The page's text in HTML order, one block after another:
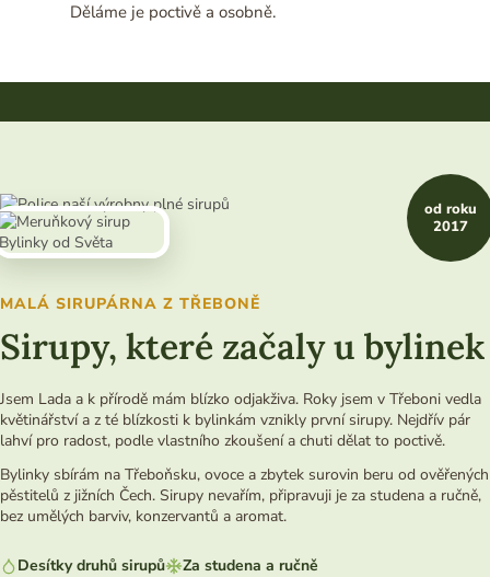
Děláme je poctivě a osobně.
MALÁ SIRUPÁRNA Z TŘEBONĚ
Sirupy, které začaly u bylinek
Jsem Lada a k přírodě mám blízko odjakživa. Roky jsem v Třeboni vedla
květinářství a z té blízkosti k bylinkám vznikly první sirupy. Nejdřív pár
lahví pro radost, podle vlastního zkoušení a chuti dělat to poctivě.
Bylinky sbírám na Třeboňsku, ovoce a zbytek surovin beru od ověřených
pěstitelů z jižních Čech. Sirupy nevařím, připravuji je za studena a ručně,
bez umělých barviv, konzervantů a aromat.
Desítky druhů sirupů
Za studena a ručně
od roku
2017